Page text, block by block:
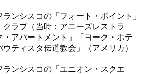
ンシスコの「フォート・ポイント」
クラブ（当時：アニーズレストラ
・アパートメント」「ヨーク・ホテ
ティスタ伝道教会」（アメリカ）
ンシスコの「ユニオン・スクエ